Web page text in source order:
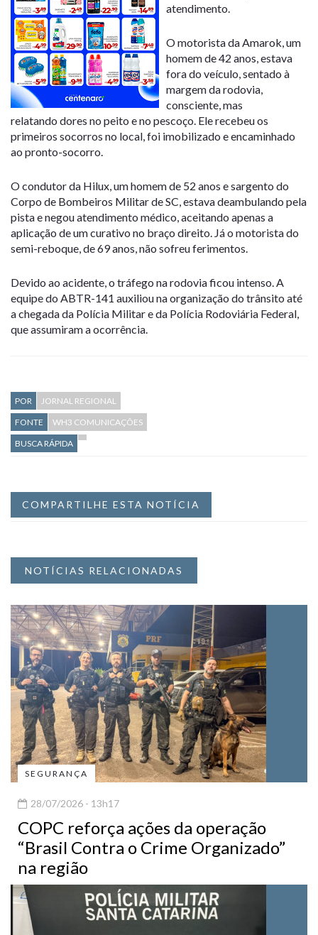
atendimento.
Omotorista da Amarok , um
homem de42 anos , estava
fora do veículo, sentado à
margem da rodovia,
consciente, mas
relatando dores no peito e no pescoço . Ele recebeu os
primeiros socorros no local, foi imobilizado e encaminhado
ao pronto-socorro.
Ocondutor da Hilux , um homem de 52 anos e sargento do
Corpo de Bombeiros Militar de SC, estava deambulando pela
pista enegou atendimento médico , aceitando apenas a
aplicação de um curativo no braço direito. Já o motorista do
semi-reboque , de69 anos , não sofreu ferimentos.
Devido ao acidente, o tráfego na rodovia ficou intenso. A
equipe do ABTR-141 auxiliou na organização do trânsito até
a chegada da Polícia Militar e da Polícia Rodoviária Federal
que assumiram a ocorrência.
POR
JORNAL REGIONAL
FONTE
WH3 COMUNICAÇÕES
BUSCA RÁPIDA
COMPARTILHE ESTA NOTÍCIA
NOTÍCIAS RELACIONADAS
SEGURANÇA
28/07/2026 - 13h17
COPC reforça ações da operação
“Brasil Contra o Crime Organizado”
na região